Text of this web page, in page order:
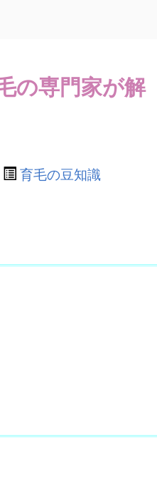
の専門家が解
育毛の豆知識